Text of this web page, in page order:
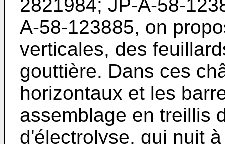
2821984; JP-A-58-
A-58-123885, on
verticales, des
gouttière. Dans ces
horizontaux et les
assemblage en treillis
d'électrolyse, qui nuit